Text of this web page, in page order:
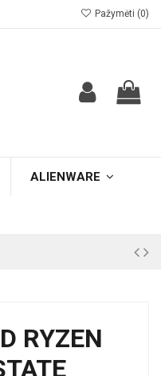
Pažymėti (0)
ALIENWARE
RYZEN